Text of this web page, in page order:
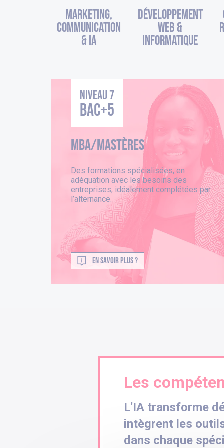
Marketing,
Communication
& IA
Développement
Web &
Informatique
Niveau 7
BAC+5
Mba/Mastères
Des formations spécialisées, en
adéquation avec les besoins des
entreprises, idéalement complétées par
l’alternance.
EN SAVOIR PLUS ?
Les
L'IA transforme
intègrent les
dans chaque